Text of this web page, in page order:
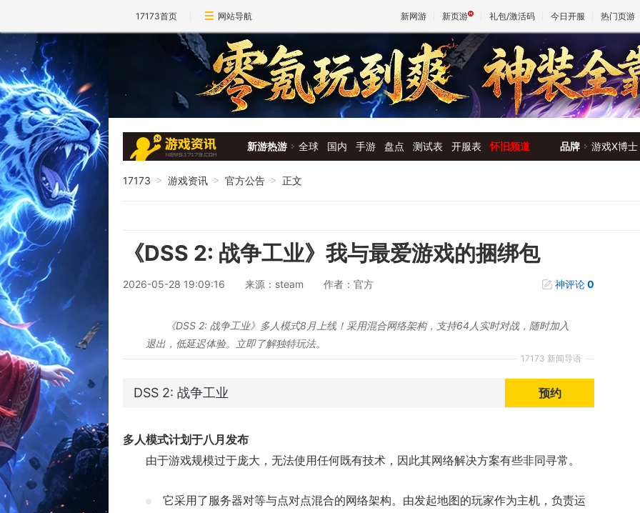
17173首页 网站导航 新网游 新页游 礼包/激活码 今日开服 热门页游
魔兽
新游热游 全球 国内 手游 盘点 测试表 开服表 怀旧频道 品牌 游戏X博士
17173 > 游戏资讯 > 官方公告 > 正文
《DSS 2: 战争工业》我与最爱游戏的捆绑包
2026-05-28 19:09:16 来源：steam 作者：官方 神评论0
17173 新闻导语
《DSS 2: 战争工业》多人模式8月上线！采用混合网络架构，支持64人实时对战，随时加入
退出，低延迟体验。立即了解独特玩法。
DSS 2: 战争工业 预约
多人模式计划于八月发布
由于游戏规模过于庞大，无法使用任何既有技术，因此其网络解决方案有些非同寻常。
它采用了服务器对等与点对点混合的网络架构。由发起地图的玩家作为主机，负责运